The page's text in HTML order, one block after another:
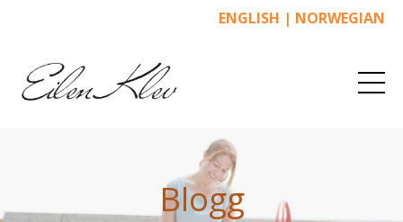
ENGLISH | NORWEGIAN
Blogg